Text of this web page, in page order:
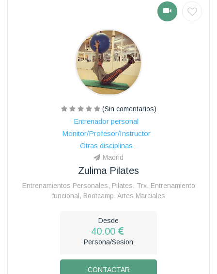
(Sin comentarios)
Entrenador personal
Monitor/Profesor/Instructor
Otras disciplinas
Madrid
Zulima Pilates
Entrenamientos Personales, Pilates, Trx, Entrenamiento
funcional, Bootcamp, Artes Marciales
Desde
40.00
Persona/Sesion
CONTACTAR